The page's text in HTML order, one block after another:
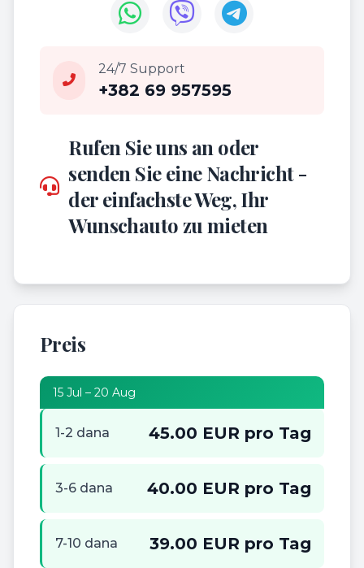
24/7 Support
+382 69 957595
Rufen Sie uns an oder
senden Sie eine Nachricht -
der einfachste Weg, Ihr
Wunschauto zu mieten
Preis
15 Jul – 20 Aug
1-2 dana 45.00 EUR pro Tag
3-6 dana 40.00 EUR pro Tag
7-10 dana 39.00 EUR pro Tag